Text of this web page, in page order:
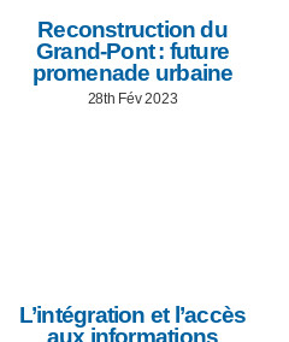
Reconstruction du
Grand-Pont : future
promenade urbaine
28th Fév 2023
L’intégration et l’accès
aux informations